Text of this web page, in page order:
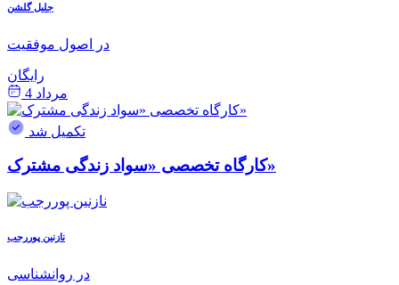
جلیل گلشن
در اصول موفقیت
رایگان
مرداد 4
تکمیل شد
کارگاه تخصصی «سواد زندگی مشترک»
نازنین پوررجب
در روانشناسی